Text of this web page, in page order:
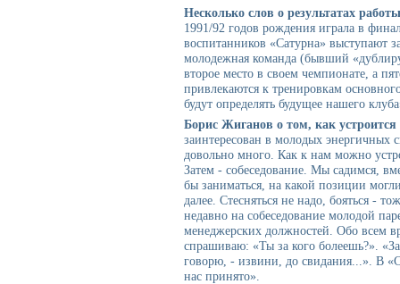
Несколько слов о результатах
1991/92 годов рождения играла в
воспитанников «Сатурна» выступают
молодежная команда (бывший
второе место в своем чемпионате, а
привлекаются к тренировкам
будут определять будущее нашего
Борис Жиганов о том, как
заинтересован в молодых энергичных
довольно много. Как к нам можно
Затем - собеседование. Мы садимся,
бы заниматься, на какой позиции
далее. Стесняться не надо, бояться -
недавно на собеседование молодой
менеджерских должностей. Обо всем
спрашиваю: «Ты за кого болеешь?».
говорю, - извини, до свидания...». В
нас принято».